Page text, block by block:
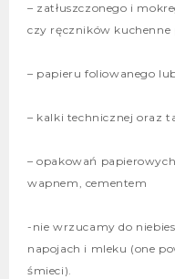
– zatłuszczonego i
czy ręczników kuchenne
– papieru foliowanego
– kalki technicznej oraz
– opakowań
wapnem, cementem
-nie wrzucamy do
napojach i mleku (one
śmieci).